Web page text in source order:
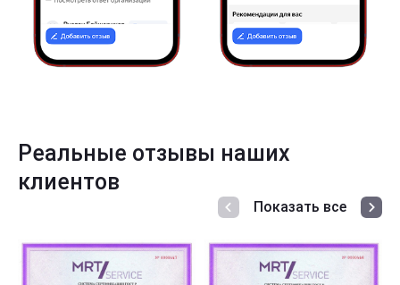
Реальные отзывы наших
клиентов
Показать все